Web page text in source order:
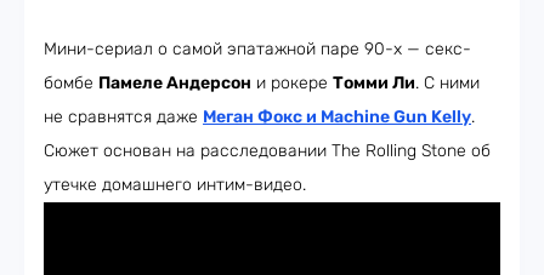
Мини-сериал о самой эпатажной паре 90-х — секс-
бомбе Памеле Андерсон и рокере Томми Ли. С ними
не сравнятся даже Меган Фокс и Machine Gun Kelly.
Сюжет основан на расследовании The Rolling Stone об
утечке домашнего интим-видео.